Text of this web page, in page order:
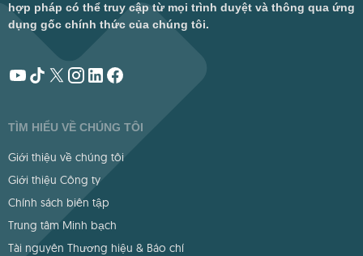
hợp pháp có thể truy cập từ mọi trình duyệt và thông qua ứng
dụng gốc chính thức của chúng tôi.
TÌM HIỂU VỀ CHÚNG TÔI
Giới thiệu về chúng tôi
Giới thiệu Công ty
Chính sách biên tập
Trung tâm Minh bạch
Tài nguyên Thương hiệu & Báo chí